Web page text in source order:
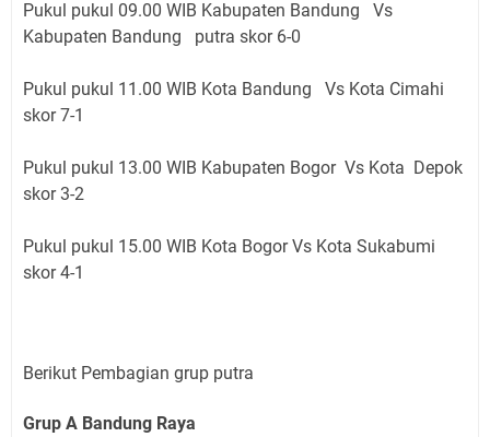
Pukul pukul 09.00 WIB Kabupaten Bandung Vs
Kabupaten Bandung putra skor 6-0
Pukul pukul 11.00 WIB Kota Bandung Vs Kota Cimahi
skor 7-1
Pukul pukul 13.00 WIB Kabupaten Bogor Vs Kota Depok
skor 3-2
Pukul pukul 15.00 WIB Kota Bogor Vs Kota Sukabumi
skor 4-1
Berikut Pembagian grup putra
Grup A Bandung Raya